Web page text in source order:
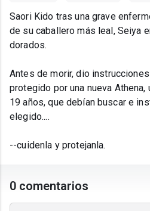
Saori Kido tras una grave
de su caballero más leal, Seiya
dorados.
Antes de morir, dio
protegido por una nueva Athena,
19 años, que debían buscar e
elegido....
--cuidenla y protejanla.
0 comentarios